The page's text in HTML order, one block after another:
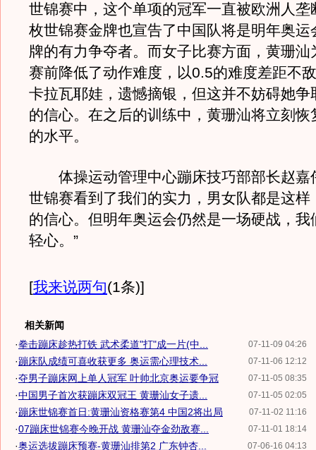
世锦赛中，这个单项的冠军一直被欧洲人垄
枚世锦赛金牌也宣告了中国队将是明年奥运
牌的有力争夺者。而女子比赛方面，黄珊汕
赛前降低了动作难度，以0.5的难度差距不
卡拉瓦耶娃，遗憾摘银，但这并不妨碍她争
的信心。在之后的训练中，黄珊汕将立刻恢
的水平。
体操运动管理中心蹦床技巧部部长赵嘉
世锦赛看到了我们的实力，男女队都是这样
的信心。但明年奥运会仍然是一场硬战，我
轻心。”
[我来说两句(1条)]
相关新闻
07-11-09 04:26
·拳击蹦床趁热打铁 武术柔道"打"成一片(中...
07-11-06 12:12
·蹦床队成绩可喜收获更多 奥运需心理技术...
07-11-05 08:35
·夺男子蹦床网上单人冠军 叶帅北京奥运要争冠
07-11-05 02:05
·中国男子首次获蹦床双冠王 黄珊汕女子遗...
07-11-02 11:16
·蹦床世锦赛首日:黄珊汕资格赛第4 中国2将出局
07-11-01 18:14
·07蹦床世锦赛今晚开战 黄珊汕夺金劲敌赛...
07-06-16 04:13
·奥运选拔蹦床预赛-黄珊汕排第2 广东钟杏...